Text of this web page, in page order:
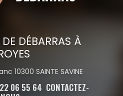
DE DÉBARRAS À
10300 SAINTE SAVINE
06 55 64 CONTACTEZ-